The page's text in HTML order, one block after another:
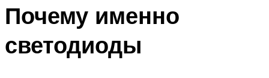
Почему именно
светодиоды